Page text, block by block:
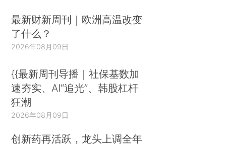
最新财新周刊｜欧洲高温改变
了什么？
2026年08月09日
{{最新周刊导播｜社保基数加
速夯实、AI“追光”、韩股杠杆
狂潮
2026年08月09日
创新药再活跃，龙头上调全年